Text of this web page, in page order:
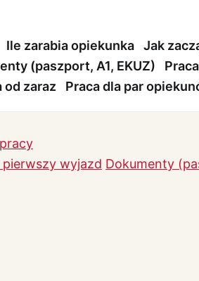
Ile zarabia opiekunka
Jak
(paszport, A1, EKUZ)
od zaraz Praca dla par
wyjazd Dokumenty